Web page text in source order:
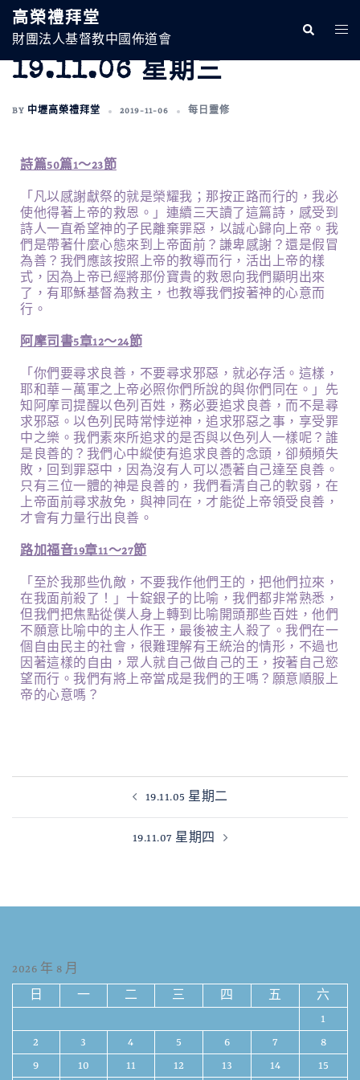
高榮禮拜堂
財團法人基督教中國佈道會
19.11.06 星期三
BY 中壢高榮禮拜堂 2019-11-06 每日靈修
詩篇50篇1～23節
「凡以感謝獻祭的就是榮耀我；那按正路而行的，我必
使他得著上帝的救恩。」連續三天讀了這篇詩，感受到
詩人一直希望神的子民離棄罪惡，以誠心歸向上帝。我
們是帶著什麼心態來到上帝面前？謙卑感謝？還是假冒
為善？我們應該按照上帝的教導而行，活出上帝的樣
式，因為上帝已經將那份寶貴的救恩向我們顯明出來
了，有耶穌基督為救主，也教導我們按著神的心意而
行。
阿摩司書5章12～24節
「你們要尋求良善，不要尋求邪惡，就必存活。這樣，
耶和華－萬軍之上帝必照你們所說的與你們同在。」先
知阿摩司提醒以色列百姓，務必要追求良善，而不是尋
求邪惡。以色列民時常悖逆神，追求邪惡之事，享受罪
中之樂。我們素來所追求的是否與以色列人一樣呢？誰
是良善的？我們心中縱使有追求良善的念頭，卻頻頻失
敗，回到罪惡中，因為沒有人可以憑著自己達至良善。
只有三位一體的神是良善的，我們看清自己的軟弱，在
上帝面前尋求赦免，與神同在，才能從上帝領受良善，
才會有力量行出良善。
路加福音19章11～27節
「至於我那些仇敵，不要我作他們王的，把他們拉來，
在我面前殺了！」十錠銀子的比喻，我們都非常熟悉，
但我們把焦點從僕人身上轉到比喻開頭那些百姓，他們
不願意比喻中的主人作王，最後被主人殺了。我們在一
個自由民主的社會，很難理解有王統治的情形，不過也
因著這樣的自由，眾人就自己做自己的王，按著自己慾
望而行。我們有將上帝當成是我們的王嗎？願意順服上
帝的心意嗎？
19.11.05 星期二
19.11.07 星期四
2026 年 8 月
日 一 二 三 四 五
六
1
2
3 4 5 6 7
8
9
10 11 12 13 14 15